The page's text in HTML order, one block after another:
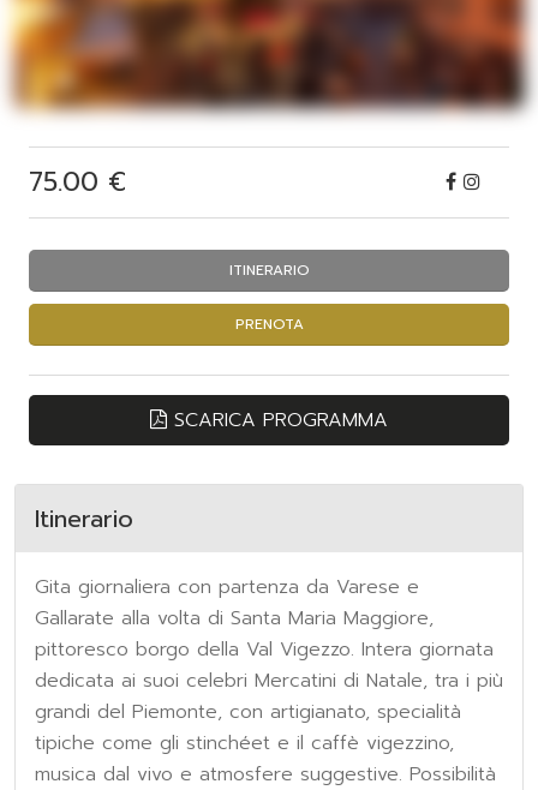
75.00 €
ITINERARIO
PRENOTA
SCARICA PROGRAMMA
Itinerario
Gita giornaliera con partenza da Varese e
Gallarate alla volta di Santa Maria Maggiore,
pittoresco borgo della Val Vigezzo. Intera giornata
dedicata ai suoi celebri Mercatini di Natale, tra i più
grandi del Piemonte, con artigianato, specialità
tipiche come gli stinchéet e il caffè vigezzino,
musica dal vivo e atmosfere suggestive. Possibilità